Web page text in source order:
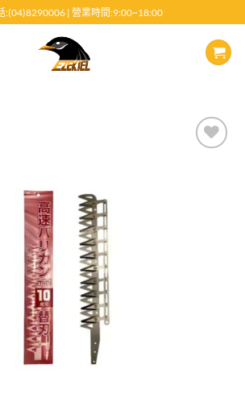
:(04)8290006 | 營業時間:9:00~18:00